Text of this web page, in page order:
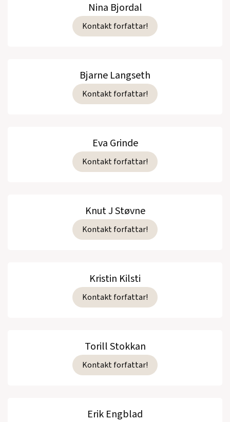
Nina Bjordal
Kontakt forfattar!
Bjarne Langseth
Kontakt forfattar!
Eva Grinde
Kontakt forfattar!
Knut J Støvne
Kontakt forfattar!
Kristin Kilsti
Kontakt forfattar!
Torill Stokkan
Kontakt forfattar!
Erik Engblad